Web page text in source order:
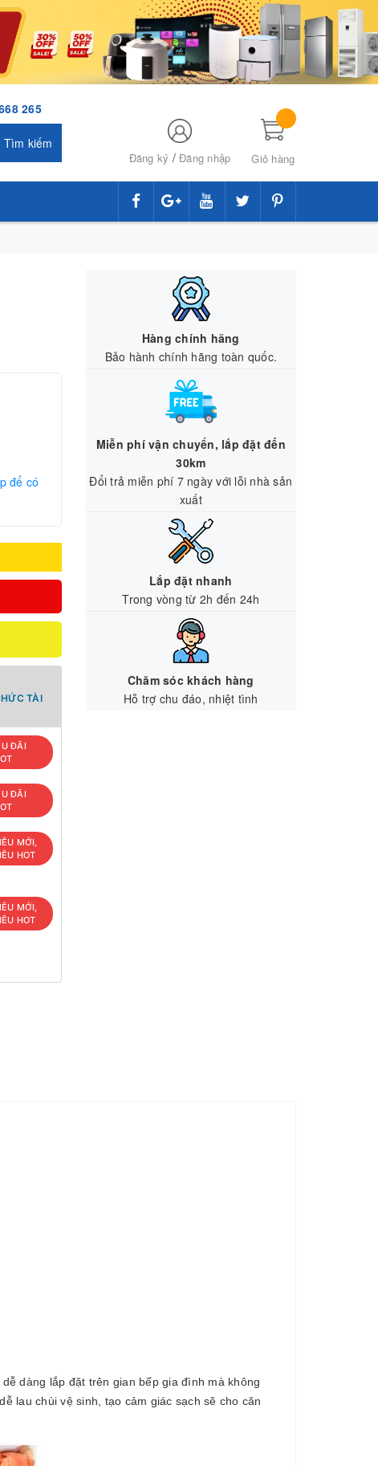
265
Tìm kiếm
Đăng ký /Đăng nhập Giỏ hàng
để có
TÀI
ĐÃI
ĐÃI
MỚI,
HOT
MỚI,
HOT
Hàng chính hãng
Bảo hành chính hãng toàn quốc.
Miễn phí vận chuyển, lắp đặt đến
30km
Đổi trả miễn phí 7 ngày với lỗi nhà sản
xuất
Lắp đặt nhanh
Trong vòng từ 2h đến 24h
Chăm sóc khách hàng
Hỗ trợ chu đáo, nhiệt tình
dàng lắp đặt trên gian bếp gia đình mà không
lau chùi vệ sinh, tạo cảm giác sạch sẽ cho căn